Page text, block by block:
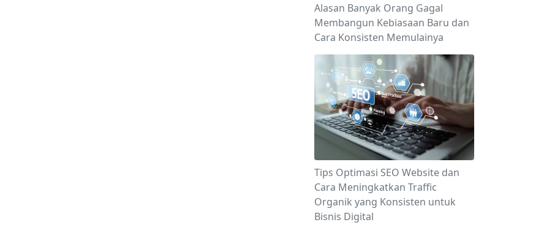
Alasan Banyak Orang Gagal
Membangun Kebiasaan Baru dan
Cara Konsisten Memulainya
Tips Optimasi SEO Website dan
Cara Meningkatkan Traffic
Organik yang Konsisten untuk
Bisnis Digital